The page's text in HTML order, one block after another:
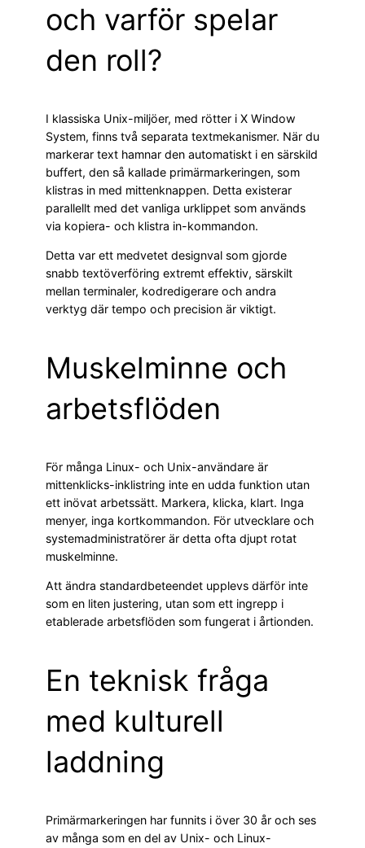
och varför spelar
den roll?
I klassiska Unix-miljöer, med rötter i X Window
System, finns två separata textmekanismer. När du
markerar text hamnar den automatiskt i en särskild
buffert, den så kallade primärmarkeringen, som
klistras in med mittenknappen. Detta existerar
parallellt med det vanliga urklippet som används
via kopiera- och klistra in-kommandon.
Detta var ett medvetet designval som gjorde
snabb textöverföring extremt effektiv, särskilt
mellan terminaler, kodredigerare och andra
verktyg där tempo och precision är viktigt.
Muskelminne och
arbetsflöden
För många Linux- och Unix-användare är
mittenklicks-inklistring inte en udda funktion utan
ett inövat arbetssätt. Markera, klicka, klart. Inga
menyer, inga kortkommandon. För utvecklare och
systemadministratörer är detta ofta djupt rotat
muskelminne.
Att ändra standardbeteendet upplevs därför inte
som en liten justering, utan som ett ingrepp i
etablerade arbetsflöden som fungerat i årtionden.
En teknisk fråga
med kulturell
laddning
Primärmarkeringen har funnits i över 30 år och ses
av många som en del av Unix- och Linux-